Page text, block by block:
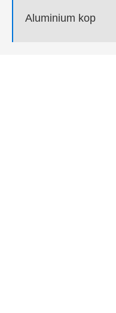
Aluminium kop